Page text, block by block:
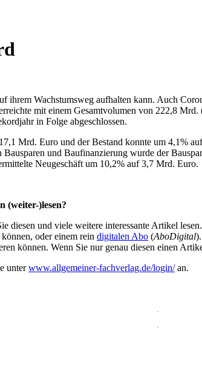
ihrem Wachstumsweg aufhalten kann. Auch
mit einem Gesamtvolumen von 222,8
in Folge abgeschlossen.
Mrd. Euro und der Bestand konnte um 4,1%
und Baufinanzierung wurde der
Neugeschäft um 10,2% auf 3,7 Mrd. Euro.
(weiter-)lesen?
und viele weitere interessante Artikel
oder einem rein digitalen Abo (AboDigital
können. Wenn Sie nur genau diesen einen
unterwww.allgemeiner-fachverlag.de/login/an.